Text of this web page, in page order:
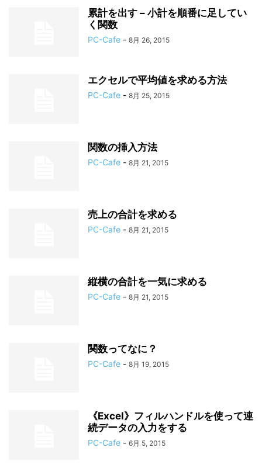
累計を出す – 小計を順番に足してい
く関数
PC-Cafe - 8月 26, 2015
エクセルで平均値を求める方法
PC-Cafe - 8月 25, 2015
関数の挿入方法
PC-Cafe - 8月 21, 2015
売上の合計を求める
PC-Cafe - 8月 21, 2015
縦横の合計を一気に求める
PC-Cafe - 8月 21, 2015
関数ってなに？
PC-Cafe - 8月 19, 2015
《Excel》フィルハンドルを使って連
続データの入力をする
PC-Cafe - 6月 5, 2015